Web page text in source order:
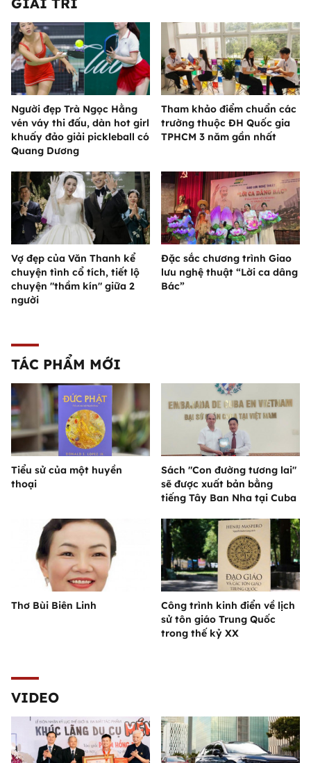
Người đẹp Trà Ngọc Hằng
vén váy thi đấu, dàn hot girl
khuấy đảo giải pickleball có
Quang Dương
Tham khảo điểm chuẩn các
trường thuộc ĐH Quốc gia
TPHCM 3 năm gần nhất
Vợ đẹp của Văn Thanh kể
chuyện tình cổ tích, tiết lộ
chuyện "thầm kín" giữa 2
người
Đặc sắc chương trình Giao
lưu nghệ thuật “Lời ca dâng
Bác”
TÁC PHẨM MỚI
Tiểu sử của một huyền
thoại
Sách "Con đường tương lai"
sẽ được xuất bản bằng
tiếng Tây Ban Nha tại Cuba
Thơ Bùi Biên Linh
Công trình kinh điển về lịch
sử tôn giáo Trung Quốc
trong thế kỷ XX
VIDEO